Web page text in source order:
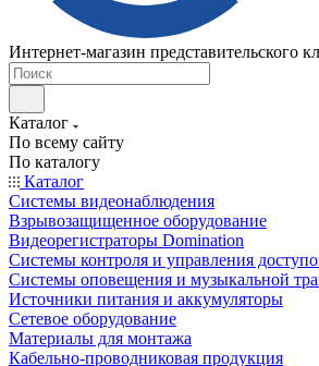
Интернет-магазин представительского
Каталог
По всему сайту
По каталогу
Каталог
Системы видеонаблюдения
Взрывозащищенное оборудование
Видеорегистраторы Domination
Системы контроля и управления
Системы оповещения и музыкальной
Источники питания и аккумуляторы
Сетевое оборудование
Материалы для монтажа
Кабельно-проводниковая продукция